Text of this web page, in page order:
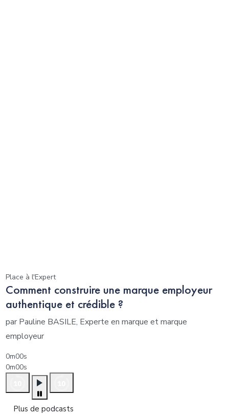
Place à l'Expert
Comment construire une marque employeur
authentique et crédible ?
par Pauline BASILE, Experte en marque et marque
employeur
0m00s
0m00s
Plus de podcasts